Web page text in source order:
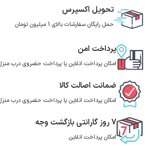
تحویل اکسپرس
حمل رایگان سفارشات بالای 1 میلیون تومان
پرداخت امن
امکان پرداخت انلاین یا پرداخت حضروی درب
ضمانت اصالت کالا
امکان پرداخت انلاین یا پرداخت حضروی درب
7 روز گارانتی بازگشت وجه
امکان پرداخت انلاین